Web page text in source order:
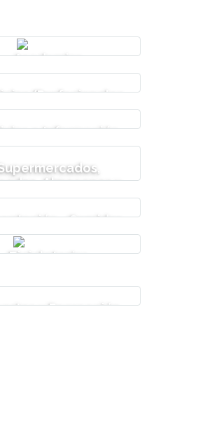
Academias
(Profesionales
y Oficios)
e Información
Almacenes y
Kioscos
- Comidas
- Bebidas
Bicicleterías
y Recreación